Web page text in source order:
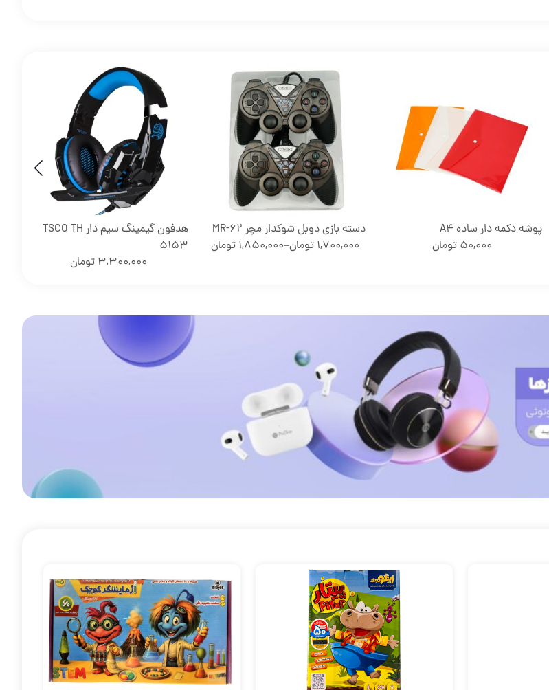
پوشه دکمه دار ساده A4
50,000 تومان
دسته بازی دوبل شوکدار مچر MR-62
1,700,000 تومان–
1,850,000 تومان
هدفون گیمینگ سیم دار TSCO TH
5153
3,300,000 تومان